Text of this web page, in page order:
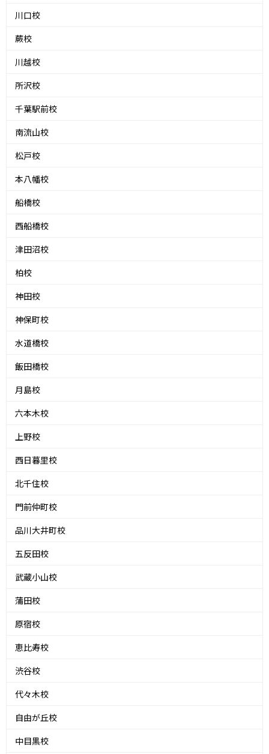
川口校
蕨校
川越校
所沢校
千葉駅前校
南流山校
松戸校
本八幡校
船橋校
西船橋校
津田沼校
柏校
神田校
神保町校
水道橋校
飯田橋校
月島校
六本木校
上野校
西日暮里校
北千住校
門前仲町校
品川大井町校
五反田校
武蔵小山校
蒲田校
原宿校
恵比寿校
渋谷校
代々木校
自由が丘校
中目黒校